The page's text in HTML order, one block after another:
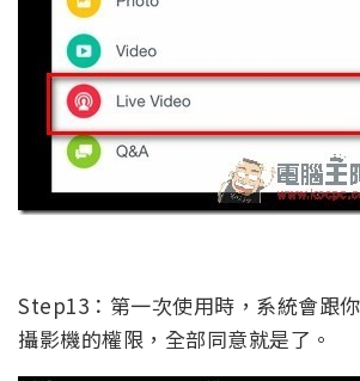
Step13：第一次使用時，系統會跟
攝影機的權限，全部同意就是了。